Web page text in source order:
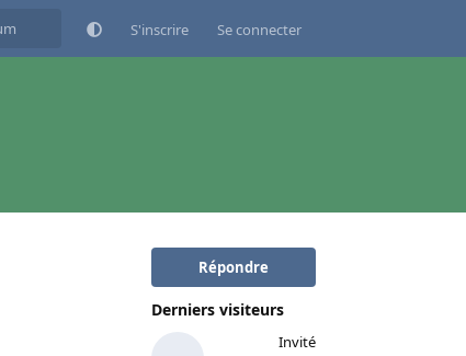
S'inscrire Se connecter
Répondre
Derniers visiteurs
Invité